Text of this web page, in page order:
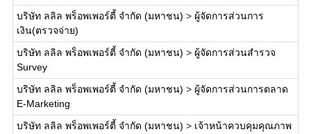
บริษัท ลลิล พร็อพเพอร์ตี้ จำกัด (มหาชน) > ผู้จัดการส่วนการ
เงิน(ตรวจจ่าย)
บริษัท ลลิล พร็อพเพอร์ตี้ จำกัด (มหาชน) > ผู้จัดการส่วนสำรวจ
Survey
บริษัท ลลิล พร็อพเพอร์ตี้ จำกัด (มหาชน) > ผู้จัดการส่วนการตลาด
E-Marketing
บริษัท ลลิล พร็อพเพอร์ตี้ จำกัด (มหาชน) > เจ้าหน้าควบคุมคุณภาพ